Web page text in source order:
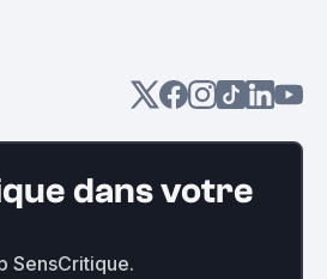
dans votre
SensCritique.